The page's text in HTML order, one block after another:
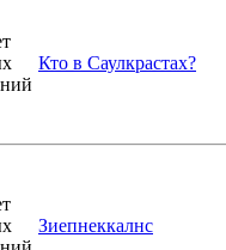
Кто в Саулкрастах?
Зиепнеккалнс